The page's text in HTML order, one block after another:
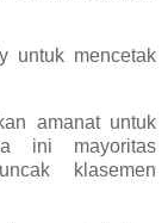
untuk mencetak
amanat untuk
ini mayoritas
klasemen